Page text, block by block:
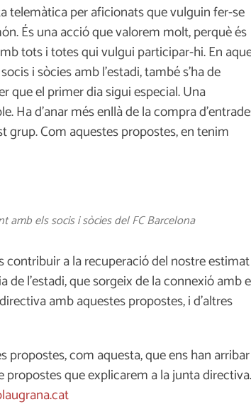
telemàtica per aficionats que vulguin fer-se
És una acció que valorem molt, perquè és
tots i totes qui vulgui participar-hi. En
i sòcies amb l’estadi, també s’ha de
que el primer dia sigui especial. Una
Ha d’anar més enllà de la compra
Com aquestes propostes, en tenim
amb els socis i sòcies del FC Barcelona
contribuir a la recuperació del nostre estimat
de l’estadi, que sorgeix de la connexió amb
amb aquestes propostes, i d’altres
propostes, com aquesta, que ens han arribar
propostes que explicarem a la junta directiva.